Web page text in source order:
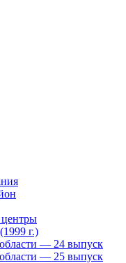
г.)
— 24 выпуск
— 25 выпуск